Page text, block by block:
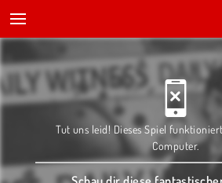
Tut uns leid! Dieses Spiel
Computer.